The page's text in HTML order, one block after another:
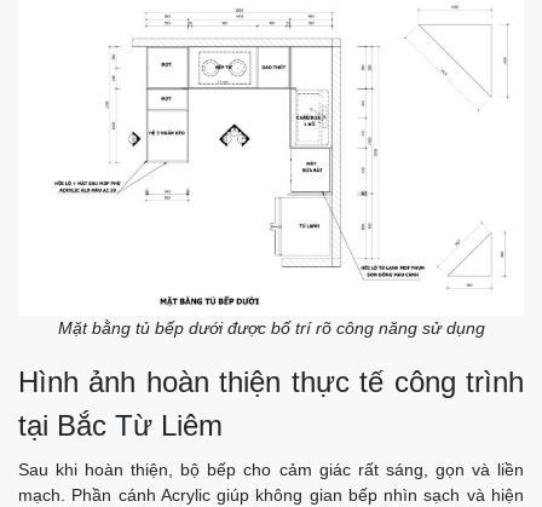
Mặt bằng tủ bếp dưới được bố trí rõ công năng sử dụng
Hình ảnh hoàn thiện thực tế công trình
tại Bắc Từ Liêm
Sau khi hoàn thiện, bộ bếp cho cảm giác rất sáng, gọn và liền
mạch. Phần cánh Acrylic giúp không gian bếp nhìn sạch và hiện